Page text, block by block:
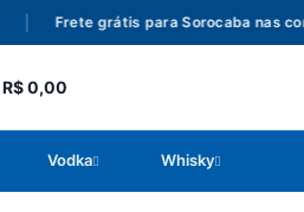
Frete grátis para Sorocaba nas
R$0,00
Vodka Whisky